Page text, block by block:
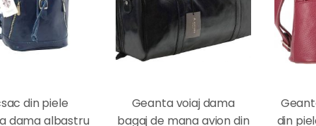
din piele
dama albastru
Geanta voiaj dama
bagaj de mana avion din
din